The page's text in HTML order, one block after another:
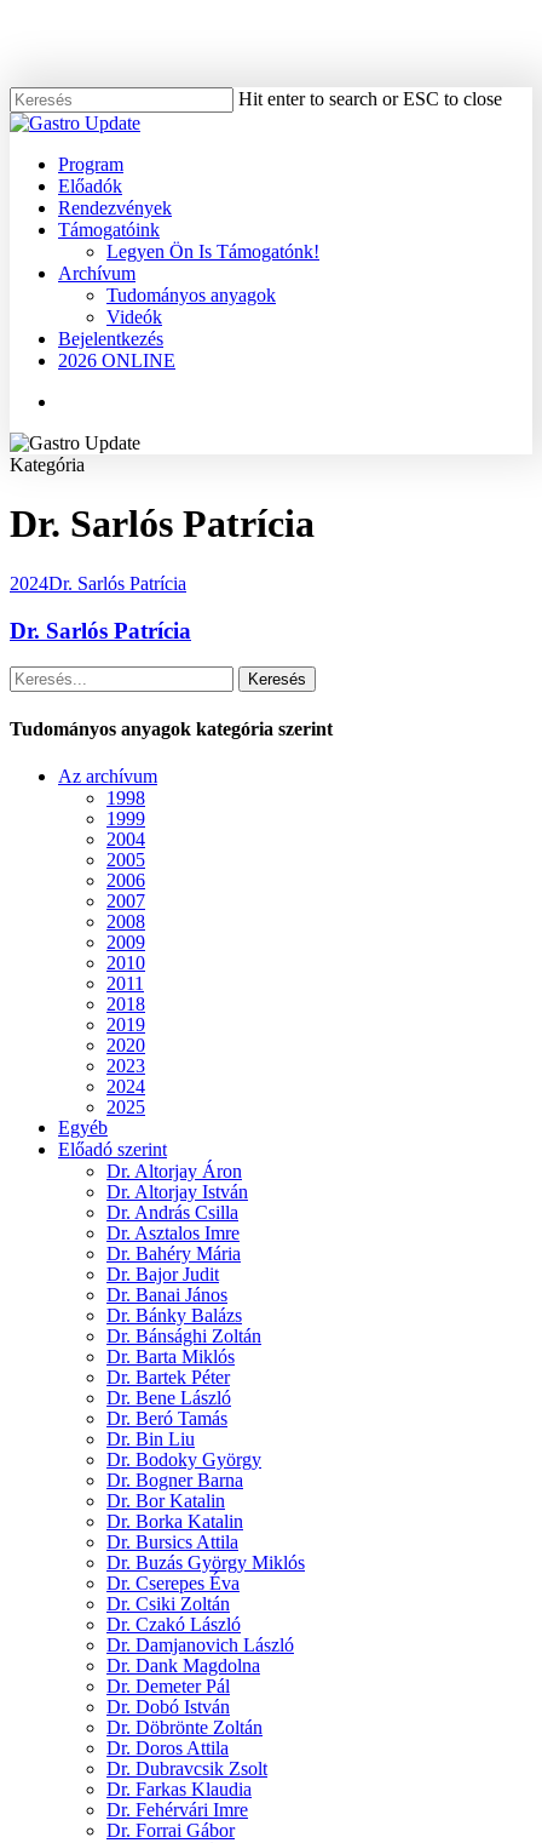
content
Hit enter to search or ESC to close
Close
Menu
Program
Előadók
Rendezvények
Támogatóink
Legyen Ön Is Támogatónk!
Archívum
Tudományos anyagok
Videók
Bejelentkezés
2026 ONLINE
Kategória
Dr. Sarlós Patrícia
2024Dr. Sarlós Patrícia
Dr. Sarlós Patrícia
Keresés
Tudományos anyagok kategória szerint
Az archívum
1998
1999
2004
2005
2006
2007
2008
2009
2010
2011
2018
2019
2020
2023
2024
2025
Egyéb
Előadó szerint
Dr. Altorjay Áron
Dr. Altorjay István
Dr. András Csilla
Dr. Asztalos Imre
Dr. Bahéry Mária
Dr. Bajor Judit
Dr. Banai János
Dr. Bánky Balázs
Dr. Bánsághi Zoltán
Dr. Barta Miklós
Dr. Bartek Péter
Dr. Bene László
Dr. Beró Tamás
Dr. Bin Liu
Dr. Bodoky György
Dr. Bogner Barna
Dr. Bor Katalin
Dr. Borka Katalin
Dr. Bursics Attila
Dr. Buzás György Miklós
Dr. Cserepes Éva
Dr. Csiki Zoltán
Dr. Czakó László
Dr. Damjanovich László
Dr. Dank Magdolna
Dr. Demeter Pál
Dr. Dobó István
Dr. Döbrönte Zoltán
Dr. Doros Attila
Dr. Dubravcsik Zsolt
Dr. Farkas Klaudia
Dr. Fehérvári Imre
Dr. Forrai Gábor